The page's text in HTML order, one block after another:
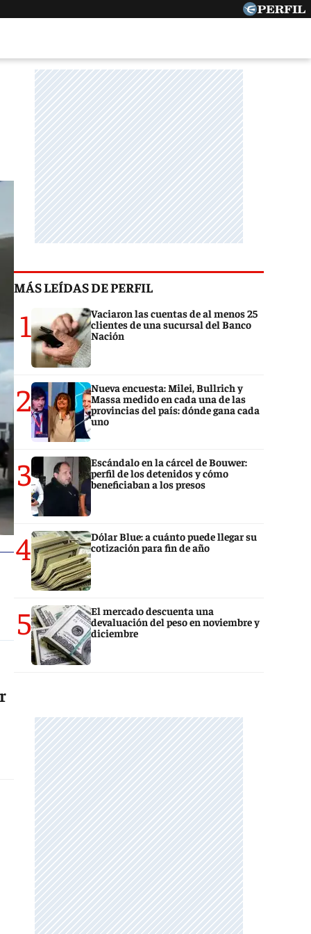
MÁS LEÍDAS DE PERFIL
1
Vaciaron las cuentas de al menos 25
clientes de una sucursal del Banco
Nación
2
Nueva encuesta: Milei, Bullrich y
Massa medido en cada una de las
provincias del país: dónde gana cada
uno
3
Escándalo en la cárcel de Bouwer:
perfil de los detenidos y cómo
beneficiaban a los presos
4
Dólar Blue: a cuánto puede llegar su
cotización para fin de año
5
El mercado descuenta una
devaluación del peso en noviembre y
diciembre